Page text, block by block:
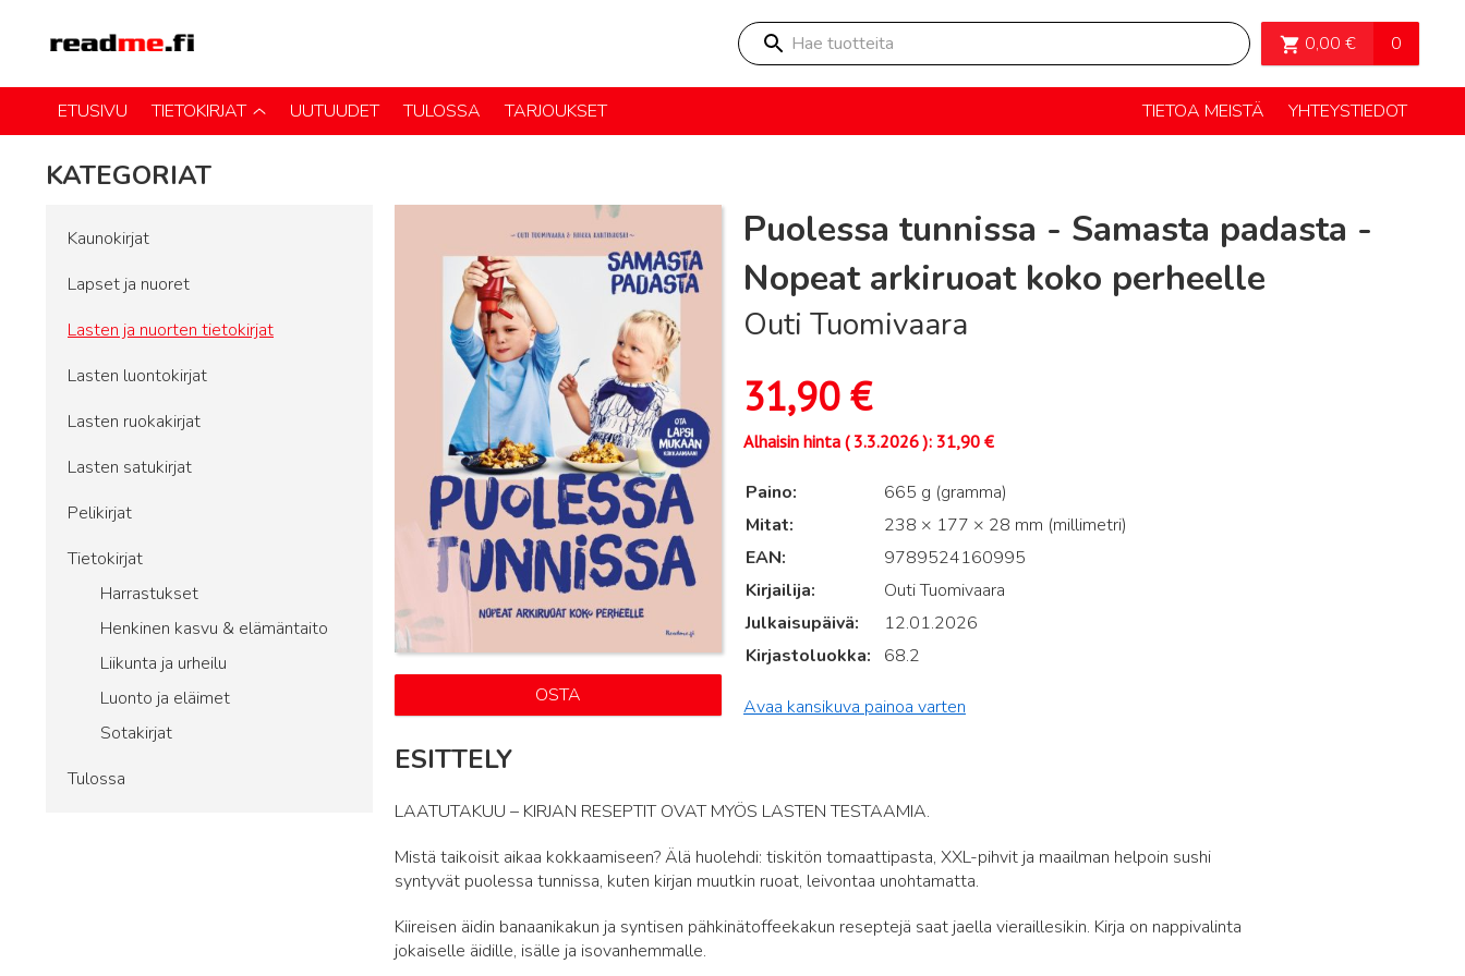
Hae tuotteita 0,00 € 0
OSTOSKORI>
ETUSIVU TIETOKIRJAT UUTUUDET TULOSSA TARJOUKSET TIETOA MEISTÄ YHTEYSTIEDOT
KATEGORIAT
Kaunokirjat
Lapset ja nuoret
Lasten ja nuorten tietokirjat
Lasten luontokirjat
Lasten ruokakirjat
Lasten satukirjat
Pelikirjat
Tietokirjat
Harrastukset
Henkinen kasvu & elämäntaito
Liikunta ja urheilu
Luonto ja eläimet
Sotakirjat
Tulossa
OSTA
Puolessa tunnissa - Samasta padasta -
Nopeat arkiruoat koko perheelle
Outi Tuomivaara
31,90€
Alhaisin hinta (3.3.2026): 31,90 €
Paino
665 g (gramma)
Mitat
238 × 177 × 28 mm (millimetri)
EAN
9789524160995
Kirjailija
Outi Tuomivaara
Julkaisupäivä
12.01.2026
Kirjastoluokka
68.2
Avaa kansikuva painoa varten
ESITTELY
LAATUTAKUU – KIRJAN RESEPTIT OVAT MYÖS LASTEN TESTAAMIA.
Mistä taikoisit aikaa kokkaamiseen? Älä huolehdi: tiskitön tomaattipasta, XXL-pihvit ja maailman helpoin sushi
syntyvät puolessa tunnissa, kuten kirjan muutkin ruoat, leivontaa unohtamatta.
Kiireisen äidin banaanikakun ja syntisen pähkinätoffeekakun reseptejä saat jaella vieraillesikin. Kirja on nappivalinta
jokaiselle äidille, isälle ja isovanhemmalle.